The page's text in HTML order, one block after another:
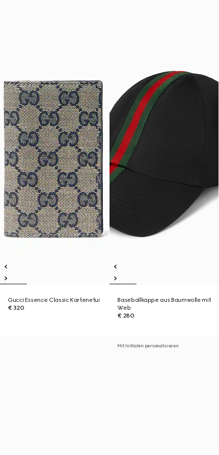
Gucci Essence Classic Kartenetui
€ 320
Baseballkappe aus Baumwolle mit
Web
€ 280
Mit Initialen personalisieren